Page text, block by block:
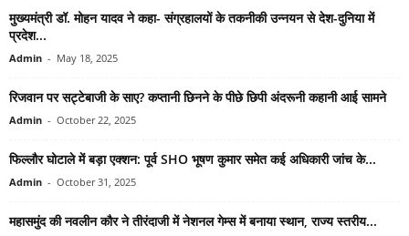
मुख्यमंत्री डॉ. मोहन यादव ने कहा- संग्रहालयों के तकनीकी उन्नयन से देश-दुनिया में
प्रदेश...
Admin - May 18, 2025
रिजवान पर सट्टेबाजी के साए? कप्तानी छिनने के पीछे छिपी अंदरूनी कहानी आई सामने
Admin - October 22, 2025
फिल्लौर घोटाले में बड़ा एक्शन: पूर्व SHO भूषण कुमार समेत कई अधिकारी जांच के...
Admin - October 31, 2025
महासमुंद की नवलीन कौर ने तीरंदाजी में नेशनल गेम्स में बनाया स्थान, राज्य स्तरीय...